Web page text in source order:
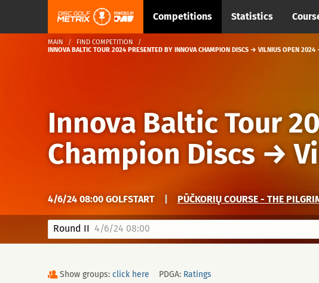
Competitions Statistics
MAIN
FIND COMPETITION
INNOVA BALTIC TOUR 2024 PRESENTED BY INNOVA CHAMPION DISCS → VILNIUS OPEN
Innova Baltic Tour
Champion Discs→
4/6/24 08:00 GOLFSTART PŪČKORIŲ COURSE - THE
Round II 4/6/24 08:00
Show groups: click here PDGA: Ratings